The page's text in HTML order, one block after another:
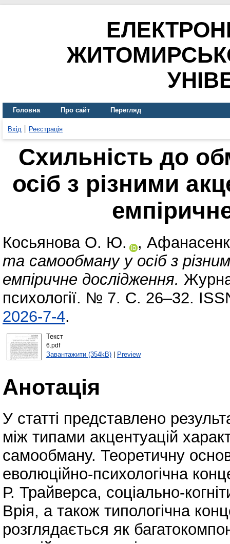
Головна Про сайт Перегляд
Вхід Реєстрація
Схильність до
осіб з різними
Косьянова О. Ю. ,
та самообману у осіб з
емпіричне дослідження.
психології. № 7. С. 26–32.
2026-7-4.
Текст
6.pdf
Завантажити (354kB)| Preview
Анотація
У статті представлено
між типами акцентуацій
самообману. Теоретичну
еволюційно-психологічна
Р. Трайверса, соціально-
Врія, а також типологічна
розглядається як